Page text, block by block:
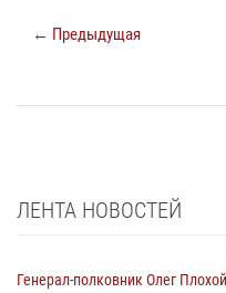
← Предыдущая
ЛЕНТА НОВОСТЕЙ
Генерал-полковник Олег